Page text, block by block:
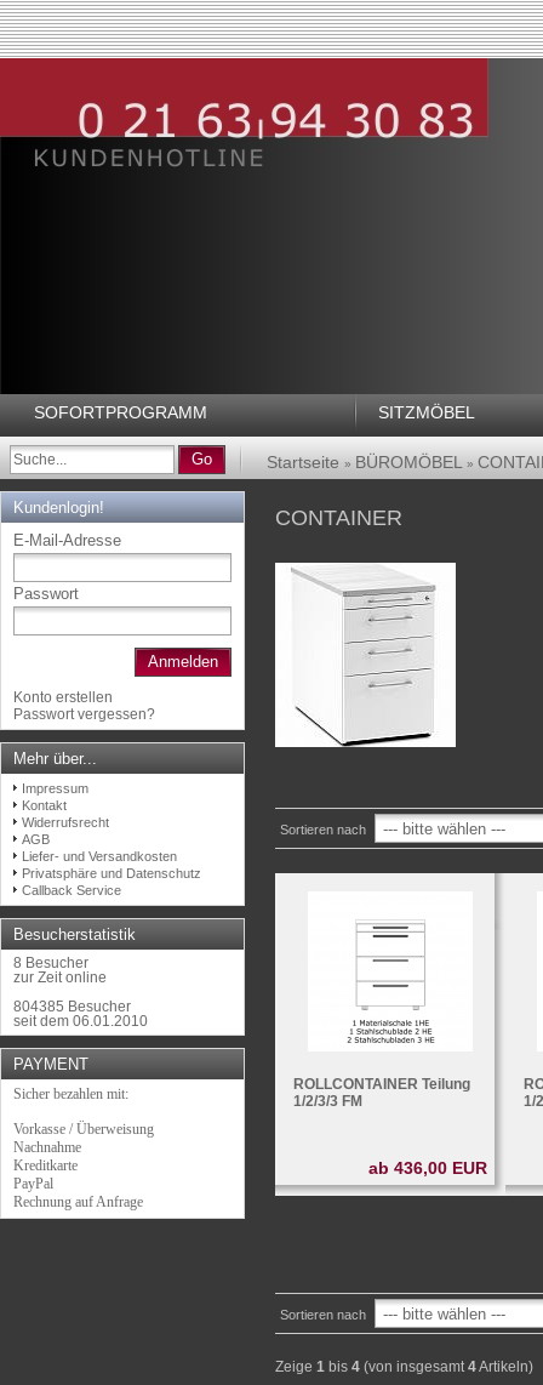
SOFORTPROGRAMM SITZMÖBEL
Go Startseite » BÜROMÖBEL »
CONTAINER
Sortieren nach
ROLLCONTAINER Teilung
1/2/3/3 FM
ab 436,00 EUR
1/
Sortieren nach
Zeige 1 bis 4 (von insgesamt4Artikeln)
Kundenlogin!
E-Mail-Adresse
Passwort
Anmelden
Konto erstellen
Passwort vergessen?
Mehr über...
Impressum
Kontakt
Widerrufsrecht
AGB
Liefer- und Versandkosten
Privatsphäre und Datenschutz
Callback Service
Besucherstatistik
8 Besucher
zur Zeit online
804385 Besucher
seit dem 06.01.2010
PAYMENT
Sicher bezahlen mit:
Vorkasse / Überweisung
Nachnahme
Kreditkarte
PayPal
Rechnung auf Anfrage